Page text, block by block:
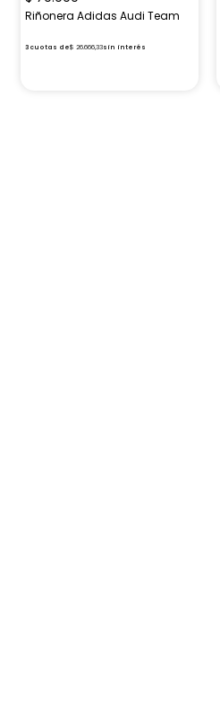
Riñonera Adidas Audi Team
3 cuotas de$ 2666633sin interés